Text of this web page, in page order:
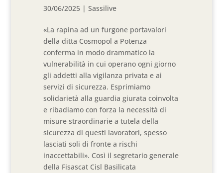
30/06/2025 |Sassilive
«La rapina ad un furgone portavalori
della ditta Cosmopol a Potenza
conferma in modo drammatico la
vulnerabilità in cui operano ogni giorno
gli addetti alla vigilanza privata e ai
servizi di sicurezza. Esprimiamo
solidarietà alla guardia giurata coinvolta
e ribadiamo con forza la necessità di
misure straordinarie a tutela della
sicurezza di questi lavoratori, spesso
lasciati soli di fronte a rischi
inaccettabili». Così il segretario generale
della Fisascat Cisl Basilicata